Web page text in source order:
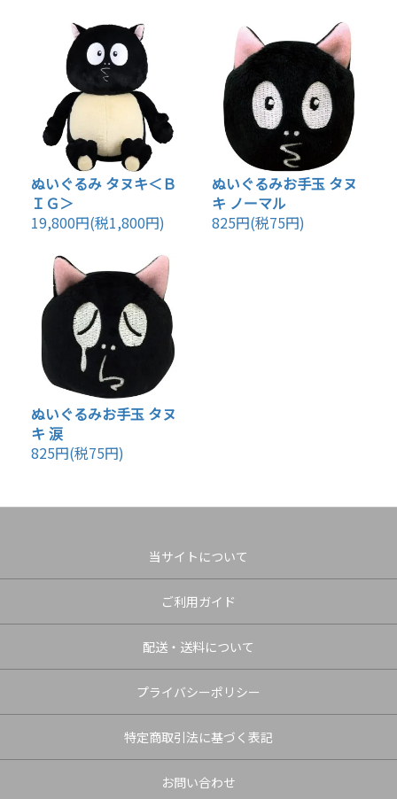
ぬいぐるみ タヌキ＜Ｂ
ＩＧ＞
19,800円(税1,800円)
ぬいぐるみお手玉 タヌ
キ ノーマル
825円(税75円)
ぬいぐるみお手玉 タヌ
キ 涙
825円(税75円)
当サイトについて
ご利用ガイド
配送・送料について
プライバシーポリシー
特定商取引法に基づく表記
お問い合わせ